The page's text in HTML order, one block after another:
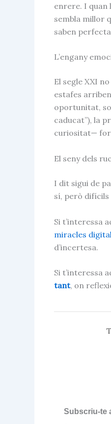
enrere. I quan
sembla millor
saben
L’engany
El segle XXI
estafes
oportunitat,
caducat”), la
curiositat—
El seny dels
I dit sigui de
sí, però difícils
Si t’interessa
miracles
d’incertesa.
Si t’interessa
tant, on
Subscriu-te